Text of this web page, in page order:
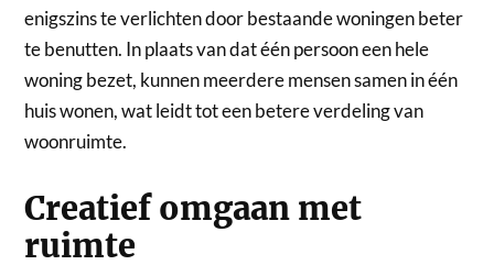
enigszins te verlichten door bestaande woningen beter
te benutten. In plaats van dat één persoon een hele
woning bezet, kunnen meerdere mensen samen in één
huis wonen, wat leidt tot een betere verdeling van
woonruimte.
Creatief omgaan met
ruimte